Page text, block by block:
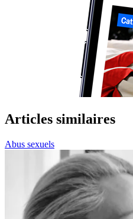
Articles similaires
Abus sexuels